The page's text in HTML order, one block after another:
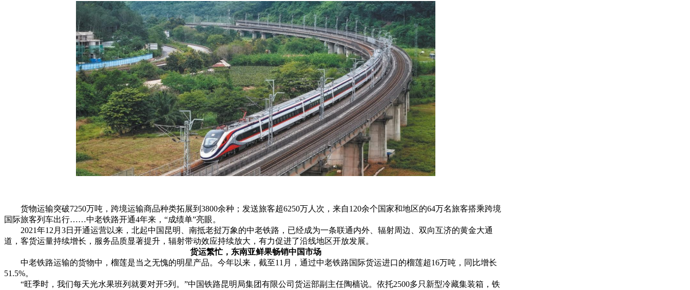
货物运输突破7250万吨，跨境运输商品种类拓展到3800余种；发送旅客超6250万人次，来自120余个国家和地区的64万名旅客搭乘跨境
国际旅客列车出行……中老铁路开通4年来，“成绩单”亮眼。
2021年12月3日开通运营以来，北起中国昆明、南抵老挝万象的中老铁路，已经成为一条联通内外、辐射周边、双向互济的黄金大通
道，客货运量持续增长，服务品质显著提升，辐射带动效应持续放大，有力促进了沿线地区开放发展。
货运繁忙，东南亚鲜果畅销中国市场
中老铁路运输的货物中，榴莲是当之无愧的明星产品。今年以来，截至11月，通过中老铁路国际货运进口的榴莲超16万吨，同比增长
51.5%。
“旺季时，我们每天光水果班列就要对开5列。”中国铁路昆明局集团有限公司货运部副主任陶樯说。依托2500多只新型冷藏集装箱，铁